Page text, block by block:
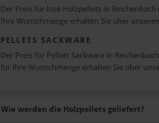
Der Preis für lose Holzpellets in
Ihre Wunschmenge erhalten Sie über unseren
PELLETS SACKWARE
Der Preis für Pellets Sackware in
für Ihre Wunschmenge erhalten Sie über
Wie werden die Holzpellets geliefert?